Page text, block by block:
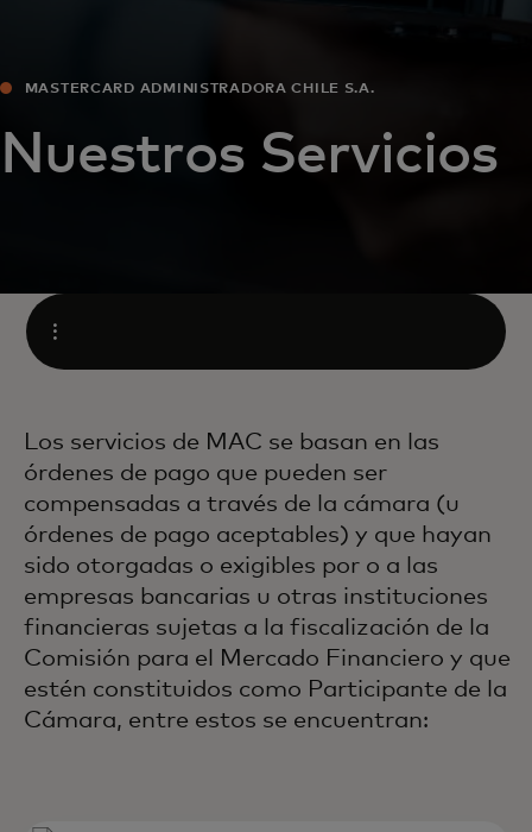
MASTERCARD ADMINISTRADORA CHILE S.A.
Nuestros Servicios​
Abrir
Los servicios de MAC se basan en las
órdenes de pago que pueden ser
compensadas a través de la​ cámara (u
órdenes de pago aceptables) y que hayan
sido otorgadas o exigibles por o a las
empresas​ bancarias u otras instituciones
financieras sujetas a la fiscalización de la
Comisión para el Mercado​ Financiero y que
estén constituidos como Participante de la
Cámara, entre estos se encuentran: